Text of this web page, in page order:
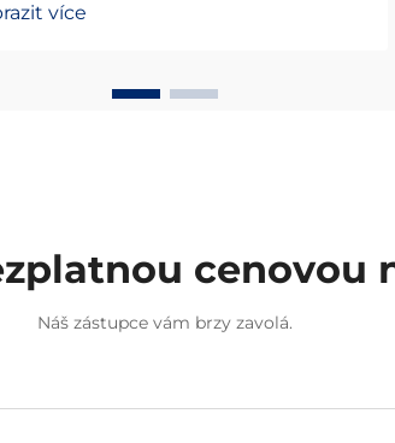
pohybu, která snesou
hladký chod. Systém
více
cenovou
Náš zástupce vám brzy zavolá.